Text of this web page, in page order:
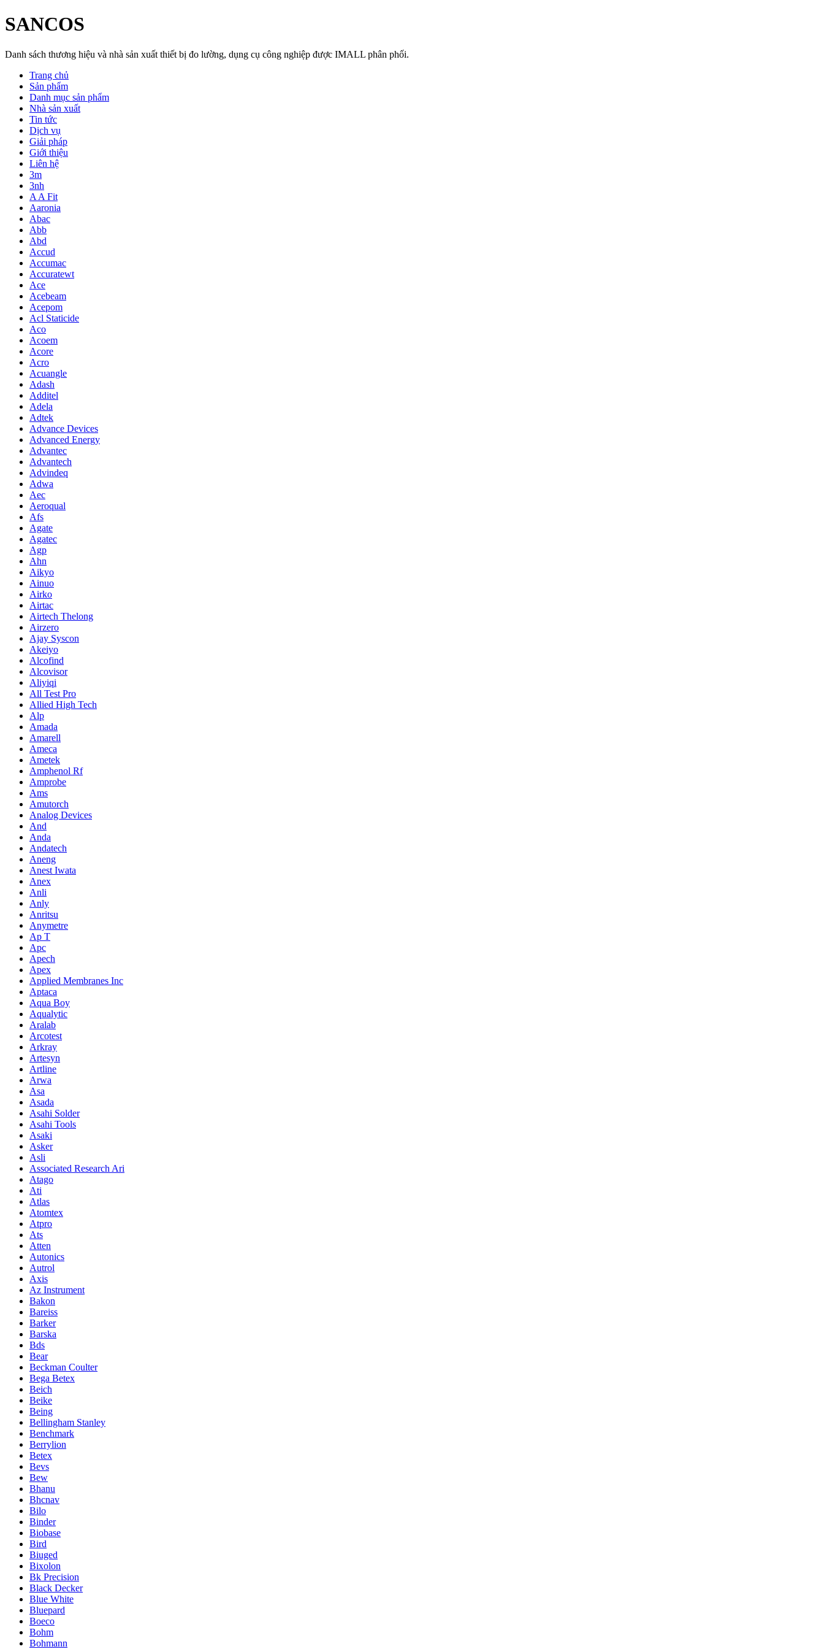
SANCOS
Danh sách thương hiệu và nhà sản xuất thiết bị đo lường, dụng cụ công nghiệp được IMALL phân phối.
Trang chủ
Sản phẩm
Danh mục sản phẩm
Nhà sản xuất
Tin tức
Dịch vụ
Giải pháp
Giới thiệu
Liên hệ
3m
3nh
A A Fit
Aaronia
Abac
Abb
Abd
Accud
Accumac
Accuratewt
Ace
Acebeam
Acepom
Acl Staticide
Aco
Acoem
Acore
Acro
Acuangle
Adash
Additel
Adela
Adtek
Advance Devices
Advanced Energy
Advantec
Advantech
Advindeq
Adwa
Aec
Aeroqual
Afs
Agate
Agatec
Agp
Ahn
Aikyo
Ainuo
Airko
Airtac
Airtech Thelong
Airzero
Ajay Syscon
Akeiyo
Alcofind
Alcovisor
Aliyiqi
All Test Pro
Allied High Tech
Alp
Amada
Amarell
Ameca
Ametek
Amphenol Rf
Amprobe
Ams
Amutorch
Analog Devices
And
Anda
Andatech
Aneng
Anest Iwata
Anex
Anli
Anly
Anritsu
Anymetre
Ap T
Apc
Apech
Apex
Applied Membranes Inc
Aptaca
Aqua Boy
Aqualytic
Aralab
Arcotest
Arkray
Artesyn
Artline
Arwa
Asa
Asada
Asahi Solder
Asahi Tools
Asaki
Asker
Asli
Associated Research Ari
Atago
Ati
Atlas
Atomtex
Atpro
Ats
Atten
Autonics
Autrol
Axis
Az Instrument
Bakon
Bareiss
Barker
Barska
Bds
Bear
Beckman Coulter
Bega Betex
Beich
Beike
Being
Bellingham Stanley
Benchmark
Berrylion
Betex
Bevs
Bew
Bhanu
Bhcnav
Bilo
Binder
Biobase
Bird
Biuged
Bixolon
Bk Precision
Black Decker
Blue White
Bluepard
Boeco
Bohm
Bohmann